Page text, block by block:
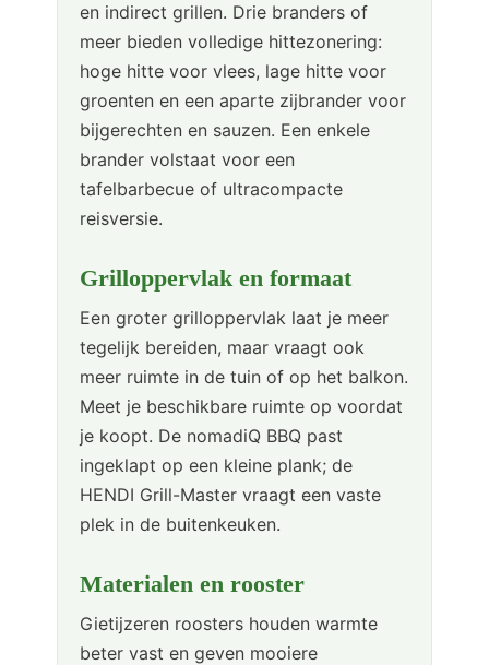
en indirect grillen. Drie branders of
meer bieden volledige hittezonering:
hoge hitte voor vlees, lage hitte voor
groenten en een aparte zijbrander voor
bijgerechten en sauzen. Een enkele
brander volstaat voor een
tafelbarbecue of ultracompacte
reisversie.
Grilloppervlak en formaat
Een groter grilloppervlak laat je meer
tegelijk bereiden, maar vraagt ook
meer ruimte in de tuin of op het balkon.
Meet je beschikbare ruimte op voordat
je koopt. De nomadiQ BBQ past
ingeklapt op een kleine plank; de
HENDI Grill-Master vraagt een vaste
plek in de buitenkeuken.
Materialen en rooster
Gietijzeren roosters houden warmte
beter vast en geven mooiere